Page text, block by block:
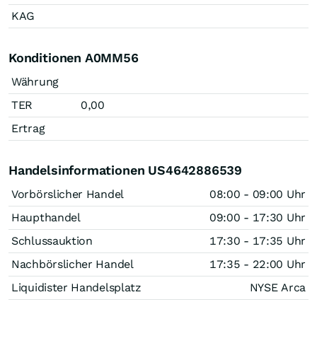
KAG
Konditionen A0MM56
Währung
TER
0,00
Ertrag
Handelsinformationen US4642886539
Vorbörslicher Handel
08:00 - 09:00 Uhr
Haupthandel
09:00 - 17:30 Uhr
Schlussauktion
17:30 - 17:35 Uhr
Nachbörslicher Handel
17:35 - 22:00 Uhr
Liquidister Handelsplatz
NYSE Arca